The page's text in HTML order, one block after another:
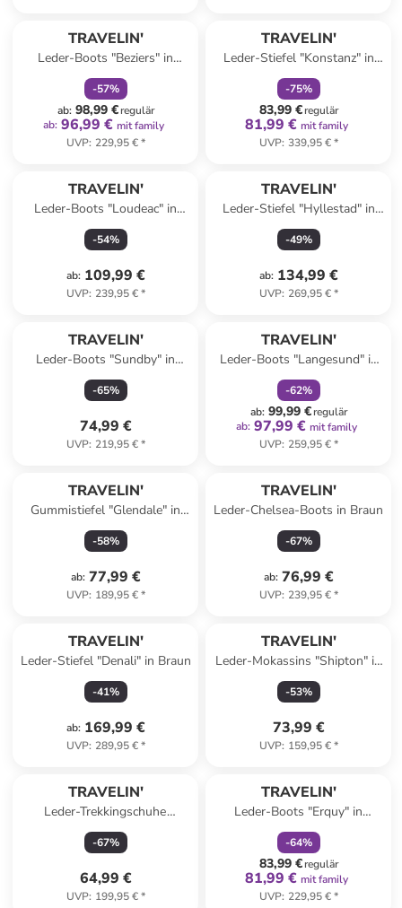
TRAVELIN'
Leder-Boots "Beziers" in
Hellbraun
-57%
ab: 98,99 €regulär
ab: 96,99 € mit family
UVP: 229,95 €*
TRAVELIN'
Leder-Stiefel "Konstanz" in
Braun
-75%
83,99 €regulär
81,99 € mit family
UVP: 339,95 €*
TRAVELIN'
Leder-Boots "Loudeac" in
Schwarz
-54%
ab: 109,99 €
UVP: 239,95 €*
TRAVELIN'
Leder-Stiefel "Hyllestad" in
Braun
-49%
ab: 134,99 €
UVP: 269,95 €*
TRAVELIN'
Leder-Boots "Sundby" in
Schwarz
-65%
74,99 €
UVP: 219,95 €*
TRAVELIN'
Leder-Boots "Langesund" in
Hellbraun
-62%
ab: 99,99 €regulär
ab: 97,99 € mit family
UVP: 259,95 €*
TRAVELIN'
Gummistiefel "Glendale" in
Taupe
-58%
ab: 77,99 €
UVP: 189,95 €*
TRAVELIN'
Leder-Chelsea-Boots in Braun
-67%
ab: 76,99 €
UVP: 239,95 €*
TRAVELIN'
Leder-Stiefel "Denali" in Braun
-41%
ab: 169,99 €
UVP: 289,95 €*
TRAVELIN'
Leder-Mokassins "Shipton" in
Beige
-53%
73,99 €
UVP: 159,95 €*
TRAVELIN'
Leder-Trekkingschuhe
"Hornborg" in Braun
-67%
64,99 €
UVP: 199,95 €*
TRAVELIN'
Leder-Boots "Erquy" in
Hellbraun
-64%
83,99 €regulär
81,99 € mit family
UVP: 229,95 €*